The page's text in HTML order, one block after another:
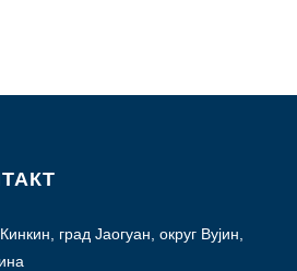
град Јаогуан, округ Вујин,